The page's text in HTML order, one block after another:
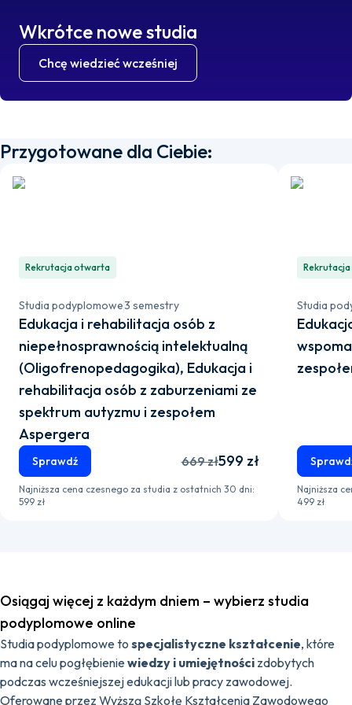
Wkrótce nowe studia
Chcę wiedzieć wcześniej
Przygotowane dla Ciebie:
Rekrutacja otwarta
Studia podyplomowe3 semestry
Edukacja i rehabilitacja osób z
niepełnosprawnością intelektualną
(Oligofrenopedagogika), Edukacja i
rehabilitacja osób z zaburzeniami ze
spektrum autyzmu i zespołem
Aspergera
Sprawdź 669 zł599 zł
Najniższa cena czesnego za studia z ostatnich 30 dni:
599 zł
Studia
Najniższa
499 zł
Osiągaj więcej z każdym dniem – wybierz studia
podyplomowe online
Studia podyplomowe to specjalistyczne kształcenie, które
ma na celu pogłębieniewiedzy i umiejętności zdobytych
podczas wcześniejszej edukacji lub pracy zawodowej.
Oferowane przez Wyższą Szkołę Kształcenia Zawodowego